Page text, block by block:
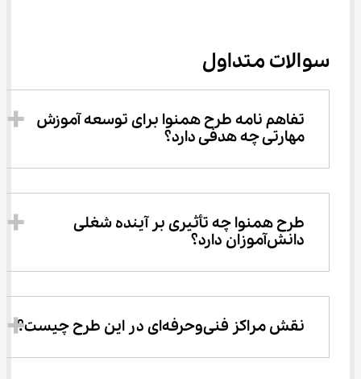
سوالات متداول
تفاهم ‌نامه طرح همنوا برای توسعه آموزش
مهارتی چه هدفی دارد؟
طرح همنوا چه تأثیری بر آینده شغلی
دانش‌آموزان دارد؟
نقش مراکز فنی‌وحرفه‌ای در این طرح چیست؟